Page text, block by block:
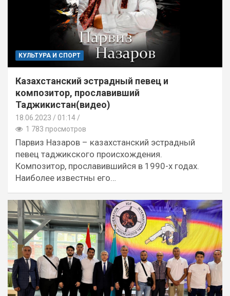
КУЛЬТУРА И СПОРТ
Казахстанский эстрадный певец и
композитор, прославивший
Таджикистан(видео)
18.06.2023
01:14 /
1 783 просмотров
Парвиз Назаров – казахстанский эстрадный
певец таджикского происхождения.
Композитор, прославившийся в 1990-х годах.
Наиболее известны его…